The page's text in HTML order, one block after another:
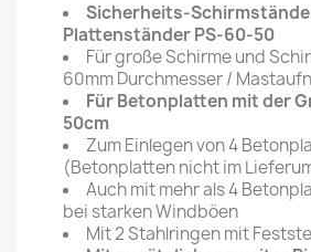
Sicherheits-
Plattenständer PS-60-50
Für große Schirme und
60mm Durchmesser /
Für Betonplatten mit der
50cm
Zum Einlegen von 4
(Betonplatten nicht im
Auch mit mehr als 4
bei starken Windböen
Mit 2 Stahlringen mit